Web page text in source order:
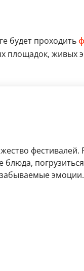
будет проходить
площадок, живых
фестивалей.
блюда,
эмоции.